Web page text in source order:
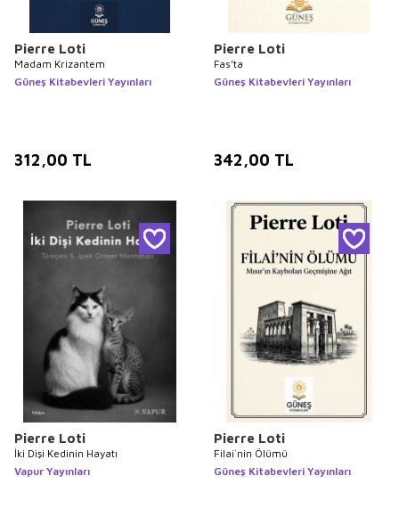
Pierre Loti
Madam Krizantem
Güneş Kitabevleri Yayınları
312,00 TL
Pierre Loti
Fas’ta
Güneş Kitabevleri Yayınları
342,00 TL
Pierre Loti
İki Dişi Kedinin Hayatı
Vapur Yayınları
Pierre Loti
Filai`nin Ölümü
Güneş Kitabevleri Yayınları